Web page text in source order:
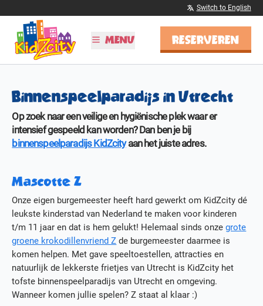
Switch to English
MENU
Tijden & Tarieven
Kinderfeestjes
Schoolreisjes
Vier Sinterklaas!
ONTDEK KIDZCITY
Informatie
Attracties
Kleurplaten
MEER
Actueel
Media
Contact
RESERVEREN
Binnenspeelparadijs in Utrecht
Op zoek naar een veilige en hygiënische plek waar er
intensief gespeeld kan worden? Dan ben je bij
binnenspeelparadijs KidZcityaan het juiste adres.
Mascotte Z
Onze eigen burgemeester heeft hard gewerkt om KidZcity dé
leukste kinderstad van Nederland te maken voor kinderen
t/m 11 jaar en dat is hem gelukt! Helemaal sinds onzegrote
groene krokodillenvriend Z de burgemeester daarmee is
komen helpen. Met gave speeltoestellen, attracties en
natuurlijk de lekkerste frietjes van Utrecht is KidZcity het
tofste binnenspeelparadijs van Utrecht en omgeving.
Wanneer komen jullie spelen? Z staat al klaar :)